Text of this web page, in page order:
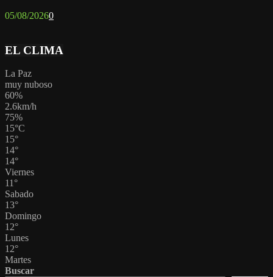
05/08/20260
EL CLIMA
La Paz
muy nuboso
60%
2.6km/h
75%
15°C
15°
14°
14°
Viernes
11 °
Sabado
13°
Domingo
12°
Lunes
12°
Martes
Buscar